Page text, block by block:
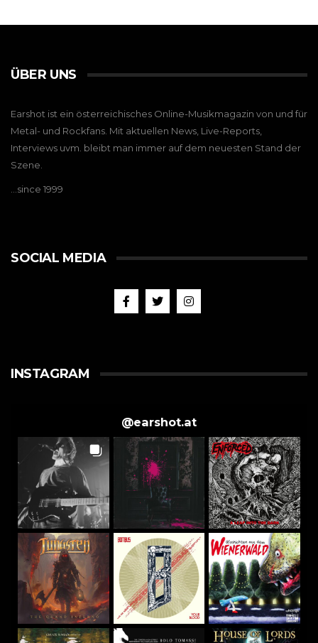
ÜBER UNS
Earshot ist ein österreichisches Online-Musikmagazin von und für
Metal- und Rockfans. Mit aktuellen News, Live-Reports,
Interviews uvm. bleibt man immer auf dem neuesten Stand der
Szene.
…since 1999
SOCIAL MEDIA
INSTAGRAM
@earshot.at